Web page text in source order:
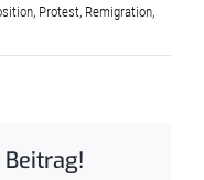
, Protest, Remigration,